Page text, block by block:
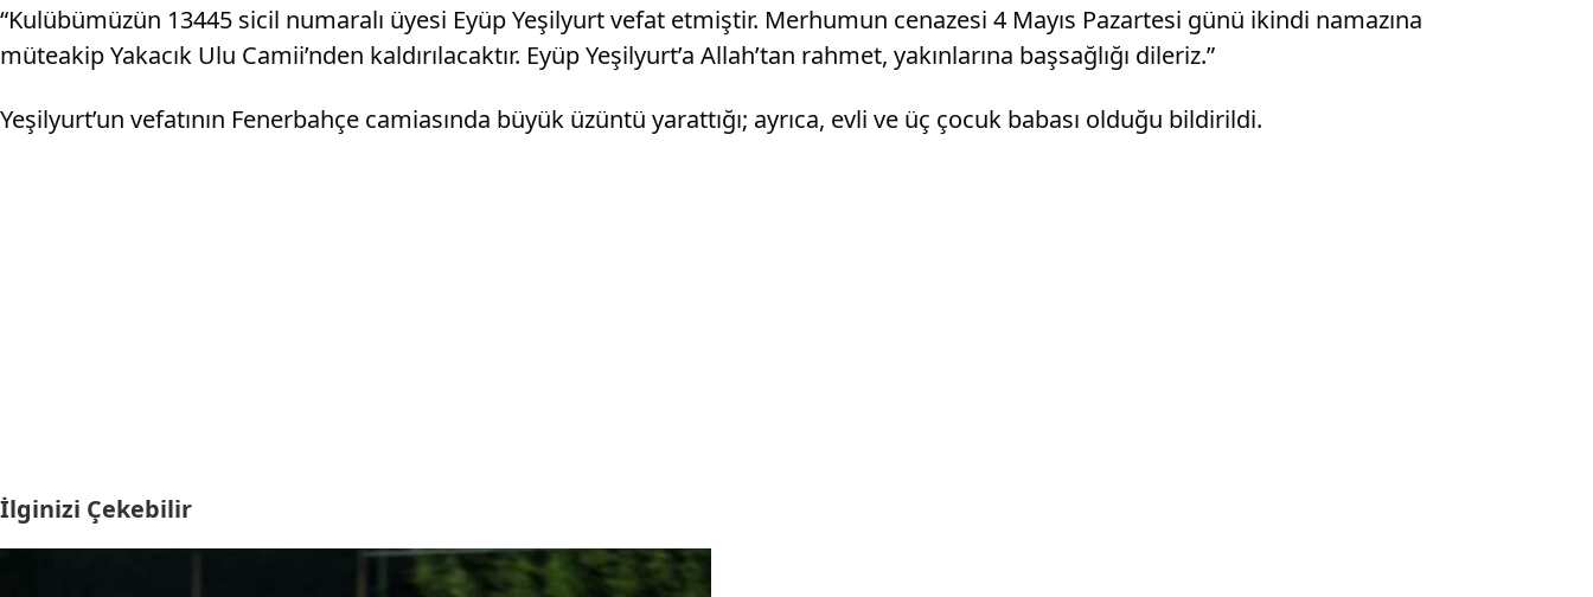
“Kulübümüzün 13445 sicil numaralı üyesi Eyüp Yeşilyurt vefat etmiştir. Merhumun cenazesi 4 Mayıs Pazartesi günü ikindi namazına
müteakip Yakacık Ulu Camii’nden kaldırılacaktır. Eyüp Yeşilyurt’a Allah’tan rahmet, yakınlarına başsağlığı dileriz.”
Yeşilyurt’un vefatının Fenerbahçe camiasında büyük üzüntü yarattığı; ayrıca, evli ve üç çocuk babası olduğu bildirildi.
İlginizi Çekebilir